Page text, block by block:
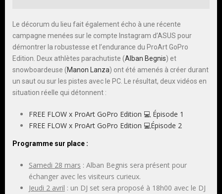
Le décorum du lieu fait également écho à une récente
campagne menées sur le compte Instagram d’ASUS pour
démontrer la robustesse et l’endurance du ProArt GoPro
Edition. Deux athlètes parachutiste (Alban Begnis) et
snowboardeuse (Manon Lanza) ont été amenés à créer durant
un saut ou sur les pistes avec le PC. Le résultat, deux vidéos en
situation réelle qui détonnent :
FREE FLOW x ProArt GoPro Edition 💻 Épisode 1
FREE FLOW x ProArt GoPro Edition 💻Épisode 2
Programme sur place :
Samedi 28 mars : Alban Begnis sera présent pour
échanger avec les visiteurs curieux.
Jeudi 2 avril : un DJ set sera proposé à 18h00 avec le DJ